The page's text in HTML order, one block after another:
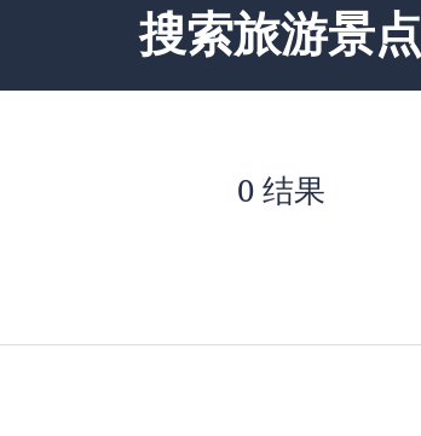
搜索旅游景点
0 结果